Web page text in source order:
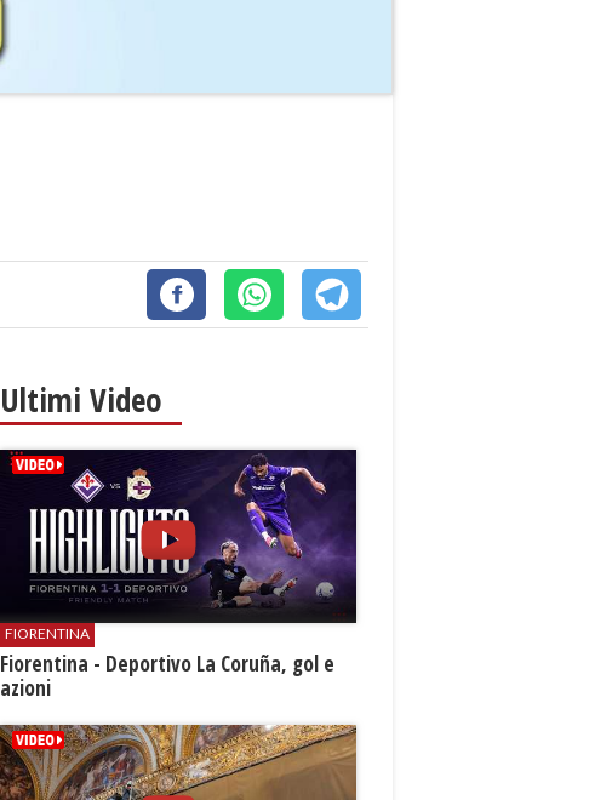
Ultimi Video
FIORENTINA
Fiorentina - Deportivo La Coruña, gol e
azioni